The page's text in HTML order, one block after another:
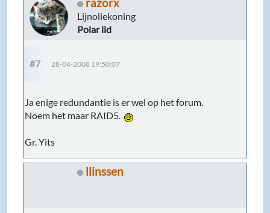
razorx
Lijnoliekoning
Polar lid
#7 28-04-2008 19:50:07
Ja enige redundantie is er wel op het forum.
Noem het maar RAID5.
Gr. Yits
llinssen